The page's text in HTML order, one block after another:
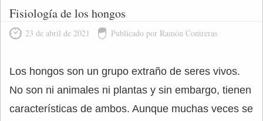
Fisiología de los hongos
23 de abril de 2021 Publicado por Ramón Contreras
Los hongos son un grupo extraño de seres vivos.
No son ni animales ni plantas y sin embargo, tienen
características de ambos. Aunque muchas veces se